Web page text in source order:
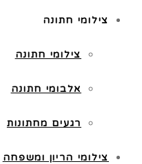
צילומי חתונה
צילומי חתונה
אלבומי חתונה
רגעים מחתונות
צילומי הריון ומשפחה